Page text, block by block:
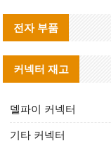
전자 부품
커넥터 재고
델파이 커넥터
기타 커넥터